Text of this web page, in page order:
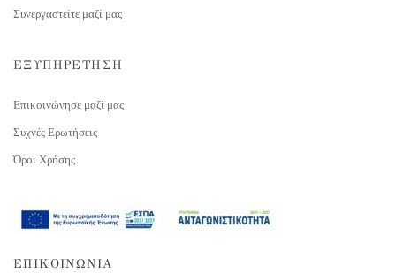
Συνεργαστείτε μαζί μας
ΕΞΥΠΗΡΕΤΗΣΗ
Επικοινώνησε μαζί μας
Συχνές Ερωτήσεις
Όροι Χρήσης
ΕΠΙΚΟΙΝΩΝΙΑ